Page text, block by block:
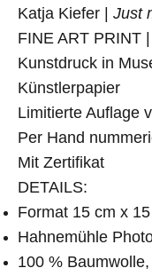
Katja Kiefer |
Just
FINE ART PRINT
Kunstdruck in
Künstlerpapier
Limitierte Auflage
Per Hand
Mit Zertifikat
DETAILS:
Format 15 cm x
Hahnemühle
100 %